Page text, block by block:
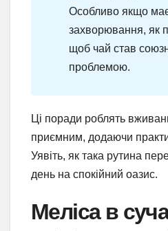
Особливо якщо
захворювання, як
щоб чай став
проблемою.
Ці поради роблять
приємним, додаючи
Уявіть, як така рутина
день на спокійний оазис.
Меліса в